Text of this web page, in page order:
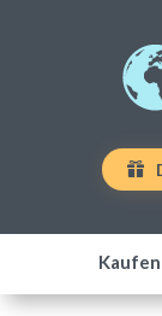
Kaufen